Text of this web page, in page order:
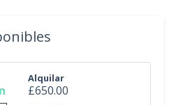
Alquilar
£650.00